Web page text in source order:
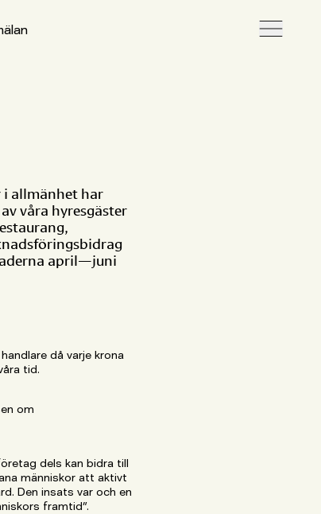
allmänhet har
våra hyresgäster
april—juni
då varje krona
tid.
om
dels kan bidra till
människor att aktivt
Den insats var och en
framtid”.